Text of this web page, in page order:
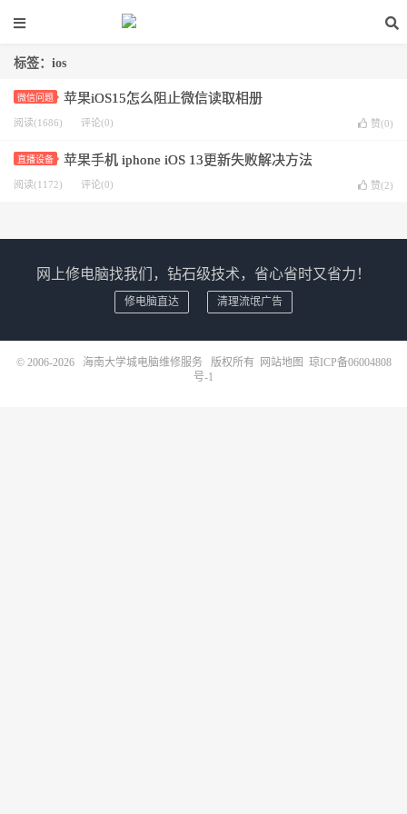
标签：ios
微信问题 苹果iOS15怎么阻止微信读取相册
阅读(1686) 评论(0) 赞(0)
直播设备 苹果手机 iphone iOS 13更新失败解决方法
阅读(1172) 评论(0) 赞(2)
网上修电脑找我们，钻石级技术，省心省时又省力！
修电脑直达 清理流氓广告
© 2006-2026 海南大学城电脑维修服务 版权所有 网站地图 琼ICP备06004808
号-1